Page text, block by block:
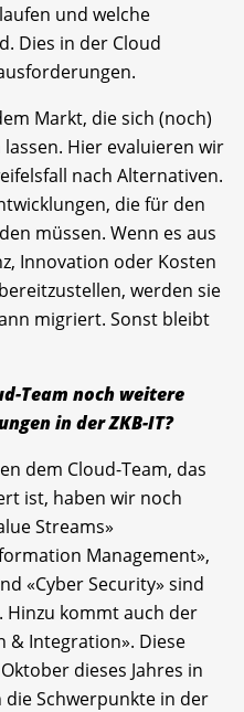
und welche
Dies in der Cloud
Markt, die sich (noch)
Hier evaluieren wir
nach Alternativen.
die für den
müssen. Wenn es aus
Innovation oder Kosten
werden sie
migriert. Sonst bleibt
Team noch weitere
in der ZKB-IT?
dem Cloud-Team, das
ist, haben wir noch
Streams»
Management»,
«Cyber Security» sind
Hinzu kommt auch der
& Integration». Diese
dieses Jahres in
die Schwerpunkte in der